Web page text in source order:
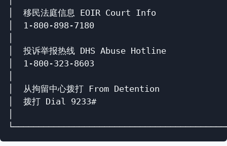
│  移民法庭信息 EOIR Court Info
│  1-800-898-7180
│  投诉举报热线 DHS Abuse Hotline
│  1-800-323-8603
│  从拘留中心拨打 From Detention
│  拨打 Dial 9233#